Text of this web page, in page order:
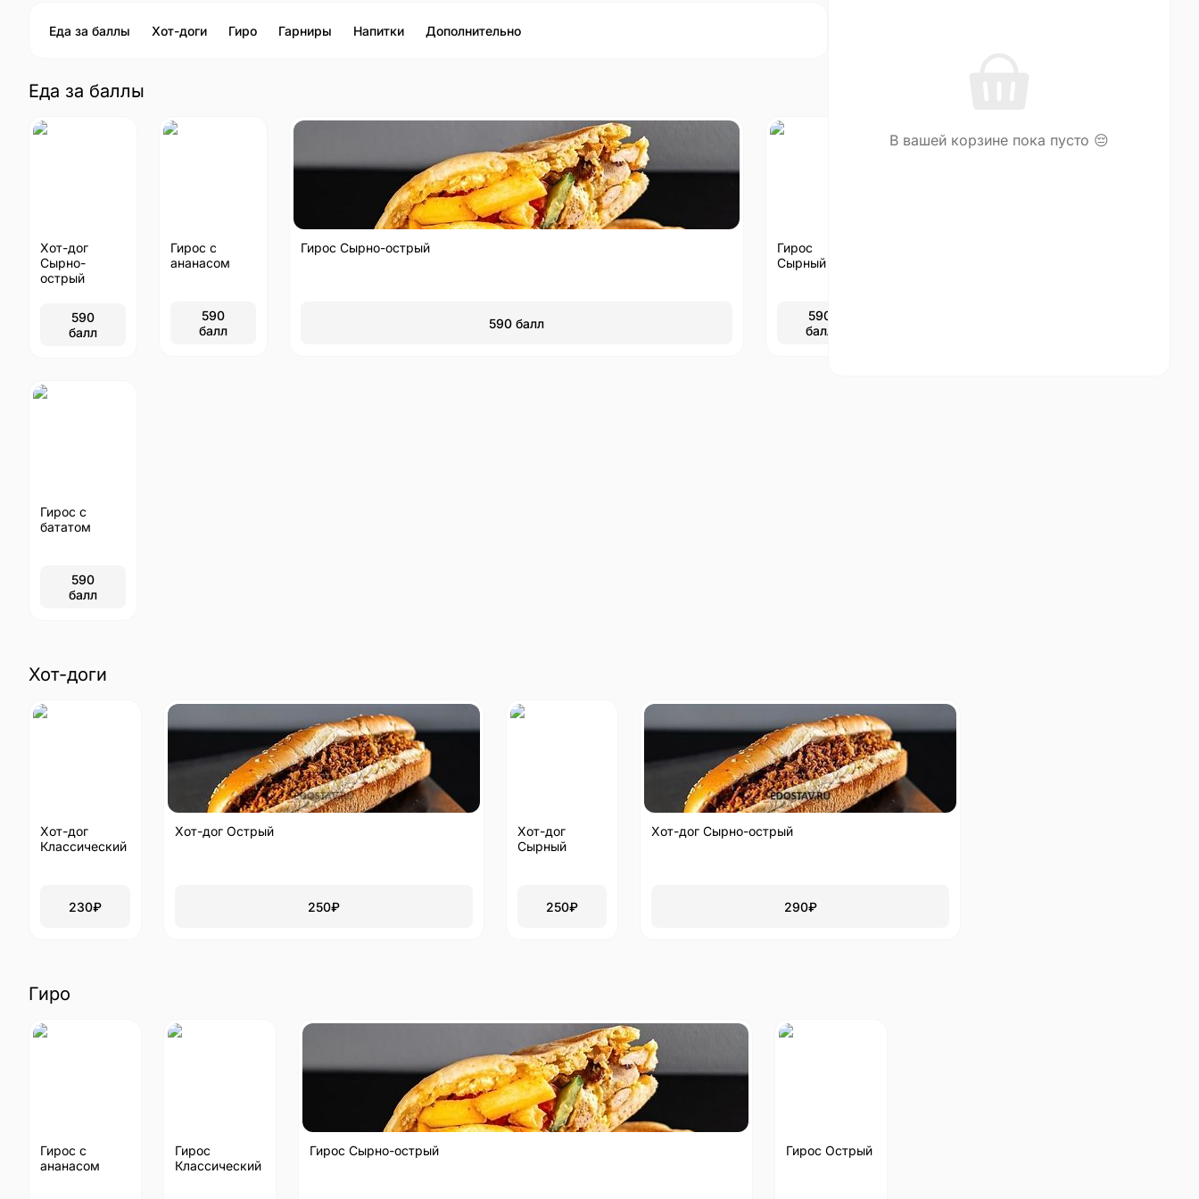
Еда за баллы Хот-доги Гиро Гарниры Напитки Дополнительно
Еда за баллы
Хот-дог
Сырно-
острый
590
балл
Гирос с
ананасом
590
балл
Гирос Сырно-острый
590 балл
Гирос
Сырный
590
балл
Гирос с
бататом
590
балл
Хот-доги
Хот-дог
Классический
230₽
Хот-дог Острый
250₽
Хот-дог
Сырный
250₽
Хот-дог Сырно-острый
290₽
Гиро
Гирос с
ананасом
Гирос
Классический
Гирос Сырно-острый Гирос Острый
В вашей корзине пока пусто 😔